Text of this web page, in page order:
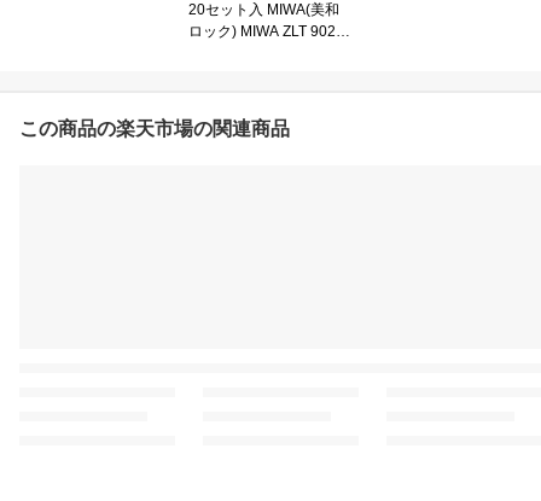
20セット入 MIWA(美和
ロック) MIWA ZLT 902
この商品の楽天市場の関連商品